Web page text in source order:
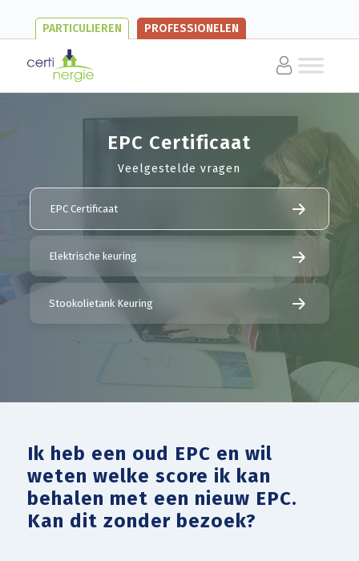
PARTICULIEREN PROFESSIONELEN
EPC Certificaat
Veelgestelde vragen
EPC Certificaat
Elektrische keuring
Stookolietank Keuring
Ik heb een oud EPC en wil
weten welke score ik kan
behalen met een nieuw EPC.
Kan dit zonder bezoek?